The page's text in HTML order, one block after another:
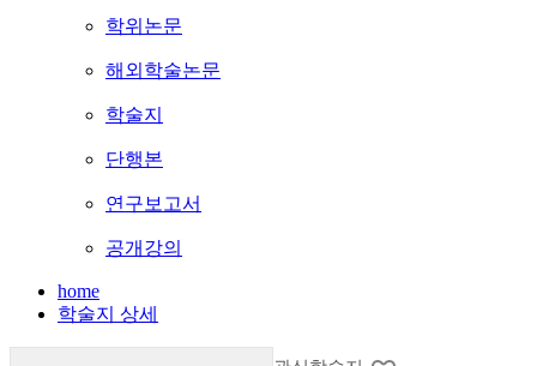
학위논문
해외학술논문
학술지
단행본
연구보고서
공개강의
home
학술지 상세